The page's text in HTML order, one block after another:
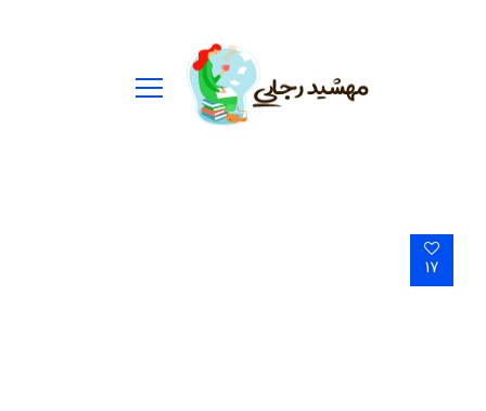
17